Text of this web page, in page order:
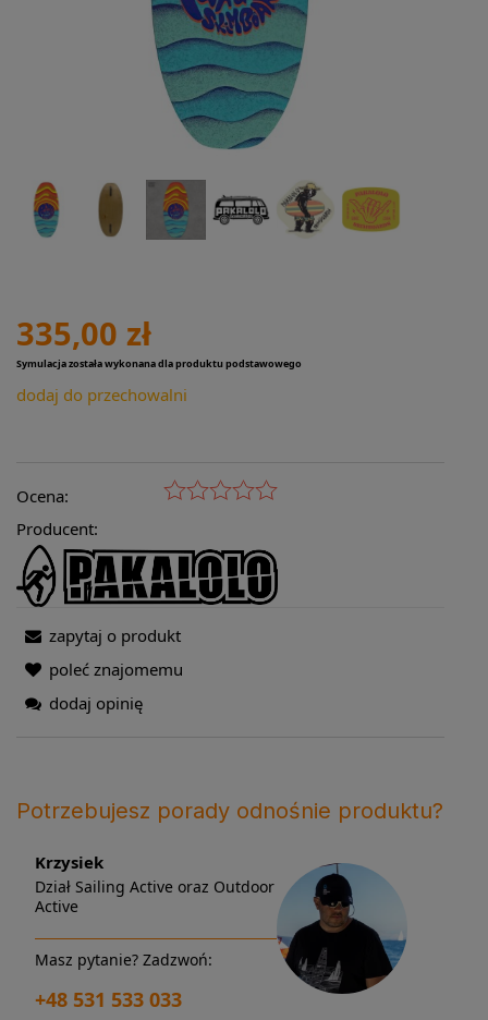
335,00 zł
Symulacja została wykonana dla produktu podstawowego
dodaj do przechowalni
Ocena:
Producent:
zapytaj o produkt
poleć znajomemu
dodaj opinię
Potrzebujesz porady odnośnie produktu?
Krzysiek
Dział Sailing Active oraz Outdoor
Active
Masz pytanie? Zadzwoń:
+48 531 533 033